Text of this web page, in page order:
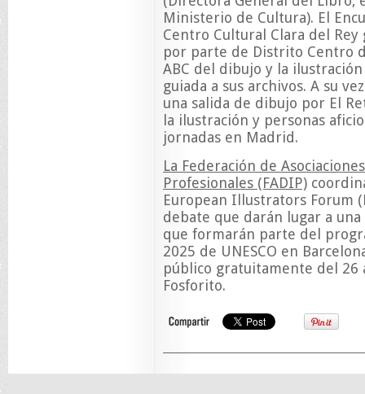
Ministerio de Cultura). El
Centro Cultural Clara del Rey
por parte de Distrito Centro
ABC del dibujo y la
guiada a sus archivos. A su
una salida de dibujo por El
la ilustración y personas
jornadas en Madrid.
La Federación de
Profesionales (FADIP)
European Illustrators Forum
debate que darán lugar a
que formarán parte del
2025 de UNESCO en
público gratuitamente del
Fosforito.